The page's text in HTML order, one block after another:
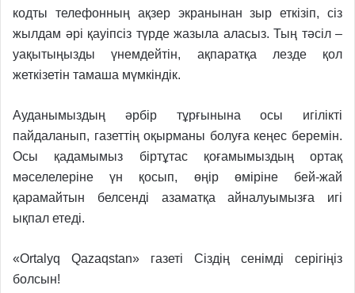
кодты телефонның ақзер экранынан зыр еткізіп, сіз
жылдам әрі қауіпсіз түрде жазыла аласыз. Тың тәсіл –
уақытыңызды үнемдейтін, ақпаратқа лезде қол
жеткізетін тамаша мүмкіндік.
Ауданымыздың әрбір тұрғынына осы игілікті
пайдаланып, газеттің оқырманы болуға кеңес беремін.
Осы қадамымыз біртұтас қоғамымыздың ортақ
мәселелеріне үн қосып, өңір өміріне бей-жай
қарамайтын белсенді азаматқа айналуымызға игі
ықпал етеді.
«Ortalyq Qazaqstan» газеті Сіздің сенімді серігіңіз
болсын!